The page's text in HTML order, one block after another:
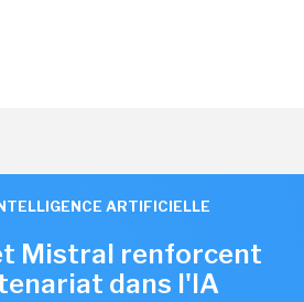
ARTIFICIELLE
Mistral renforcent
dans l'IA